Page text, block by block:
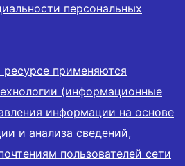
персональных
применяются
(информационные
информации на основе
и анализа сведений,
пользователей сети